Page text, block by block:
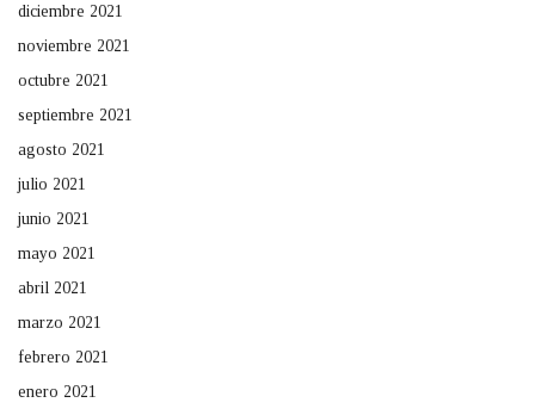
diciembre 2021
noviembre 2021
octubre 2021
septiembre 2021
agosto 2021
julio 2021
junio 2021
mayo 2021
abril 2021
marzo 2021
febrero 2021
enero 2021